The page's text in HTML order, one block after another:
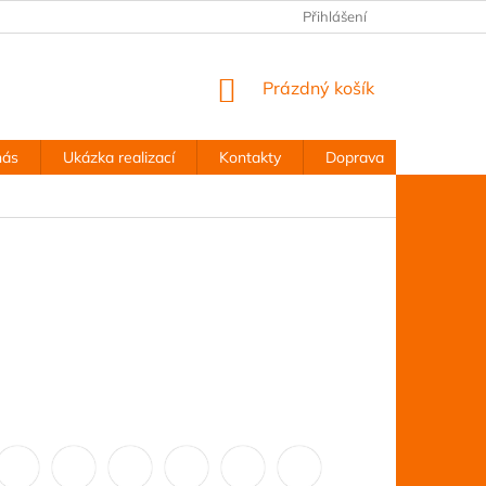
Přihlášení
NÁKUPNÍ
Prázdný košík
Ukázka realizací Kontakty Doprava